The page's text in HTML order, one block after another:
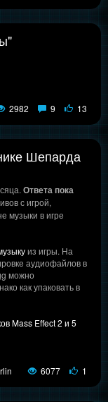
2982 9 13
Шепарда
Ответа пока
с игрой,
музыки в игре
из игры. На
аудиофайлов в
можно
как упаковать в
Mass Effect 2 и 5
6077 1